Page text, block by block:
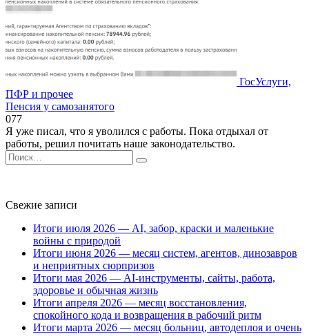
ГосУслуги,
ПФР и прочее
Пенсия у самозанятого
077
Я уже писал, что я уволился с работы. Пока отдыхал от
работы, решил почитать наше законодательство.
Search
for:
Свежие записи
Итоги июля 2026 — AI, забор, краски и маленькие
войны с природой
Итоги июня 2026 — месяц систем, агентов, динозавров
и неприятных сюрпризов
Итоги мая 2026 — AI-инструменты, сайты, работа,
здоровье и обычная жизнь
Итоги апреля 2026 — месяц восстановления,
спокойного кода и возвращения в рабочий ритм
Итоги марта 2026 — месяц больниц, автодеплоя и очень